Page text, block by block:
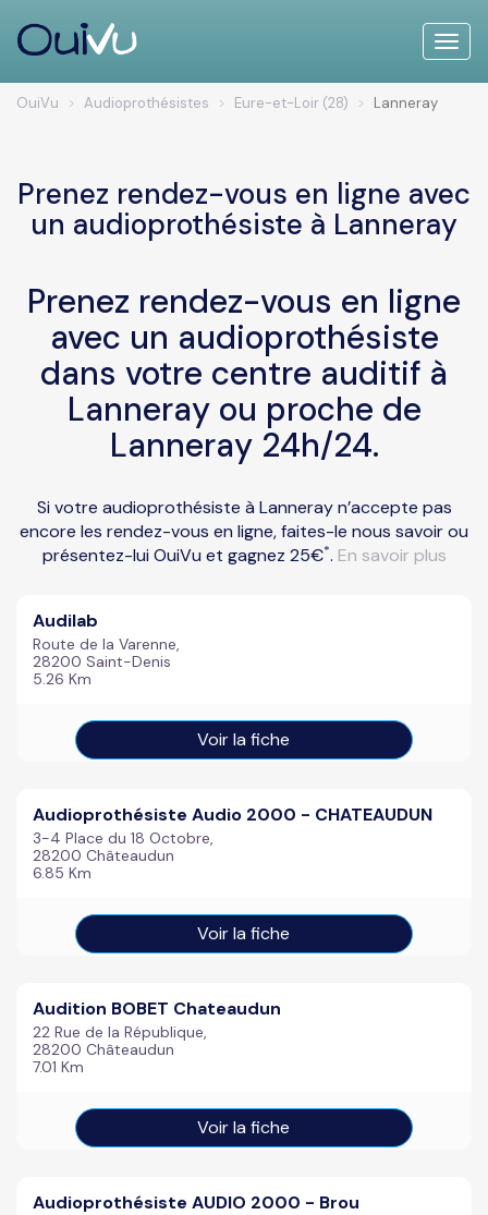
Toggle
OuiVu Audioprothésistes Eure-et-Loir (28) Lanneray
Prenez rendez-vous en ligne avec
un audioprothésiste à Lanneray
Prenez rendez-vous en ligne
avec un audioprothésiste
dans votre centre auditif à
Lanneray ou proche de
Lanneray 24h/24.
Si votre audioprothésiste à Lanneray n’accepte pas
encore les rendez-vous en ligne, faites-le nous savoir ou
présentez-lui OuiVu et gagnez 25€*. En savoir plus
Audilab
Route de la Varenne,
28200 Saint-Denis
5.26 Km
Voir la fiche
Audioprothésiste Audio 2000 - CHATEAUDUN
3-4 Place du 18 Octobre,
28200 Châteaudun
6.85 Km
Voir la fiche
Audition BOBET Chateaudun
22 Rue de la République,
28200 Châteaudun
7.01 Km
Voir la fiche
Audioprothésiste AUDIO 2000 - Brou